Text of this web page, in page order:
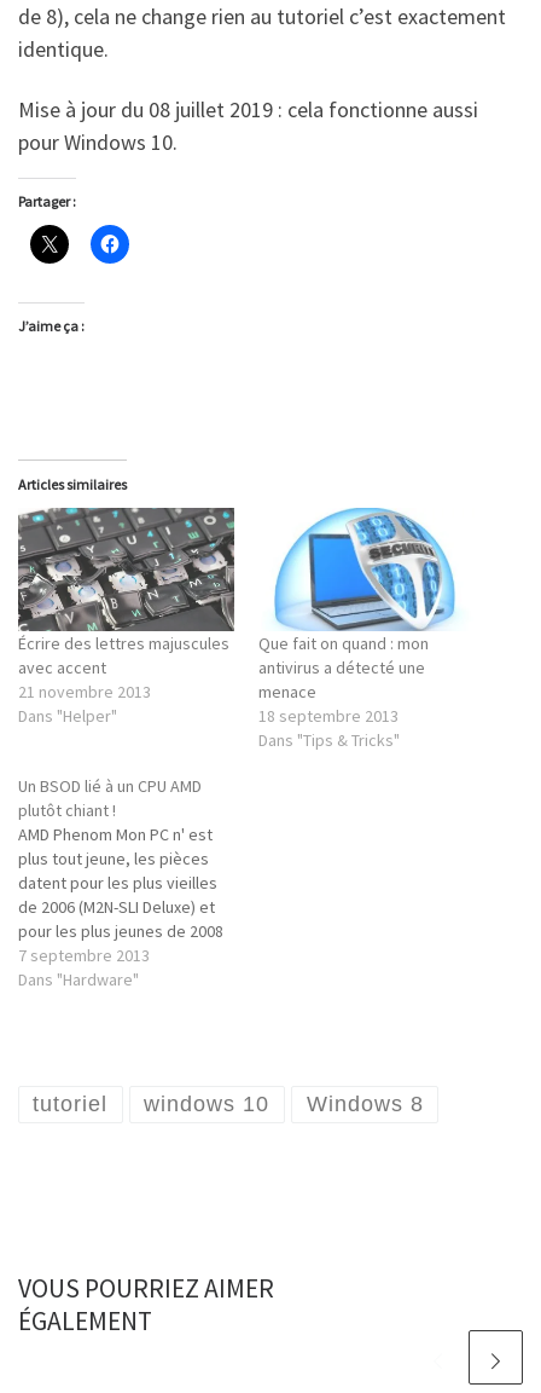
de 8), cela ne change rien au tutoriel c’est exactement
identique.
Mise à jour du 08 juillet 2019 : cela fonctionne aussi
pour Windows 10.
Partager :
J’aime ça :
Articles similaires
Écrire des lettres majuscules
avec accent
21 novembre 2013
Dans "Helper"
Que fait on quand : mon
antivirus a détecté une
menace
18 septembre 2013
Dans "Tips & Tricks"
Un BSOD lié à un CPU AMD
plutôt chiant !
AMD Phenom Mon PC n' est
plus tout jeune, les pièces
datent pour les plus vieilles
de 2006 (M2N-SLI Deluxe) et
pour les plus jeunes de 2008
(HD4850) mais il continue
malgré tout de me convenir la
7 septembre 2013
Dans "Hardware"
tutoriel windows 10 Windows 8
VOUS POURRIEZ AIMER
ÉGALEMENT